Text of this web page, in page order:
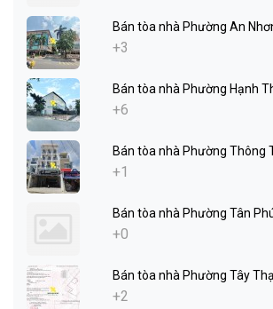
Bán tòa nhà Phường An
+3
Bán tòa nhà Phường Hạnh
+6
Bán tòa nhà Phường Thông
+1
Bán tòa nhà Phường Tân
+0
Bán tòa nhà Phường Tây
+2